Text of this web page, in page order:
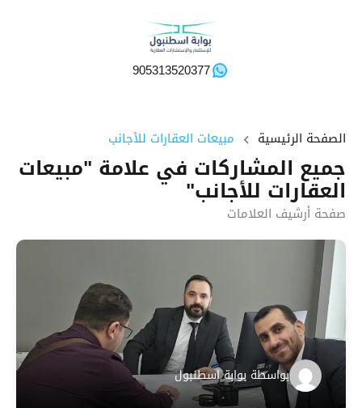
905313520377
الصفحة الرئيسية مبيعات العقارات للأجانب
جميع المشاركات في علامة "مبيعات
العقارات للأجانب"
صفحة أرشيف العلامات
بواسطة بوابة اسطنبول